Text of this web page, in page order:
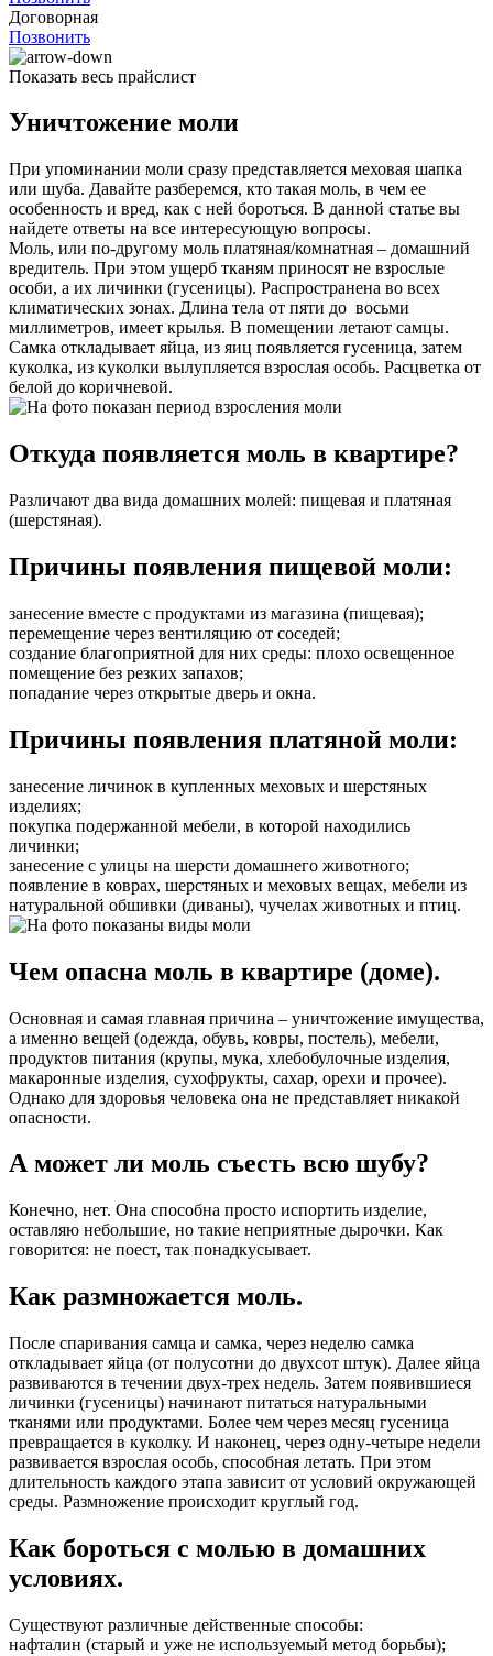
Договорная
Позвонить
Показать весь прайслист
Уничтожение моли
При упоминании моли сразу представляется меховая шапка
или шуба. Давайте разберемся, кто такая моль, в чем ее
особенность и вред, как с ней бороться. В данной статье вы
найдете ответы на все интересующую вопросы.
Моль, или по-другому моль платяная/комнатная – домашний
вредитель. При этом ущерб тканям приносят не взрослые
особи, а их личинки (гусеницы). Распространена во всех
климатических зонах. Длина тела от пяти до восьми
миллиметров, имеет крылья. В помещении летают самцы.
Самка откладывает яйца, из яиц появляется гусеница, затем
куколка, из куколки вылупляется взрослая особь. Расцветка от
белой до коричневой.
Откуда появляется моль в квартире?
Различают два вида домашних молей: пищевая и платяная
(шерстяная).
Причины появления пищевой моли:
занесение вместе с продуктами из магазина (пищевая);
перемещение через вентиляцию от соседей;
создание благоприятной для них среды: плохо освещенное
помещение без резких запахов;
попадание через открытые дверь и окна.
Причины появления платяной моли:
занесение личинок в купленных меховых и шерстяных
изделиях;
покупка подержанной мебели, в которой находились
личинки;
занесение с улицы на шерсти домашнего животного;
появление в коврах, шерстяных и меховых вещах, мебели из
натуральной обшивки (диваны), чучелах животных и птиц.
Чем опасна моль в квартире (доме).
Основная и самая главная причина – уничтожение имущества,
а именно вещей (одежда, обувь, ковры, постель), мебели,
продуктов питания (крупы, мука, хлебобулочные изделия,
макаронные изделия, сухофрукты, сахар, орехи и прочее).
Однако для здоровья человека она не представляет никакой
опасности.
А может ли моль съесть всю шубу?
Конечно, нет. Она способна просто испортить изделие,
оставляю небольшие, но такие неприятные дырочки. Как
говорится: не поест, так понадкусывает.
Как размножается моль.
После спаривания самца и самка, через неделю самка
откладывает яйца (от полусотни до двухсот штук). Далее яйца
развиваются в течении двух-трех недель. Затем появившиеся
личинки (гусеницы) начинают питаться натуральными
тканями или продуктами. Более чем через месяц гусеница
превращается в куколку. И наконец, через одну-четыре недели
развивается взрослая особь, способная летать. При этом
длительность каждого этапа зависит от условий окружающей
среды. Размножение происходит круглый год.
Как бороться с молью в домашних
условиях.
Существуют различные действенные способы:
нафталин (старый и уже не используемый метод борьбы);